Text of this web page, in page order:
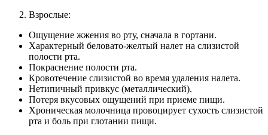
Взрослые:
Ощущение жжения во рту, сначала в гортани.
Характерный беловато-желтый налет на слизистой
полости рта.
Покраснение полости рта.
Кровотечение слизистой во время удаления налета.
Нетипичный привкус (металлический).
Потеря вкусовых ощущений при приеме пищи.
Хроническая молочница провоцирует сухость слизистой
рта и боль при глотании пищи.